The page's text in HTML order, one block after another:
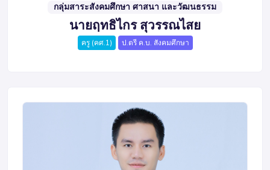
กลุ่มสาระสังคมศึกษา ศาสนา และวัฒนธรรม
นายฤทธิไกร สุวรรณไสย
ครู (คศ.1) ป.ตรี ค.บ. สังคมศึกษา